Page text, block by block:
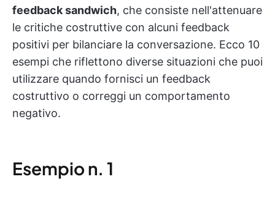
feedback sandwich, che consiste nell'attenuare
le critiche costruttive con alcuni feedback
positivi per bilanciare la conversazione. Ecco 10
esempi che riflettono diverse situazioni che puoi
utilizzare quando fornisci un feedback
costruttivo o correggi un comportamento
negativo.
Esempio n. 1